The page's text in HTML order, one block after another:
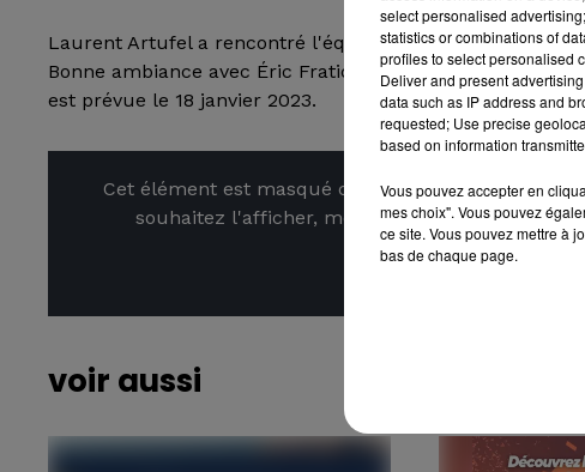
Laurent Artufel a rencontré l'équipe du film Le Clan à
Bonne ambiance avec Éric Fraticelli, Denis Braccini,
est prévue le 18 janvier 2023.
Cet élément est masqué compte-tenu du refus du
souhaitez l'afficher, merci de nous donner
voir aussi
select personalised
statistics or combinations of
profiles to select personalised
Deliver and present
data such as IP address and
requested; Use precise
based on information
Vous pouvez accepter en
mes choix". Vous pouvez
ce site. Vous pouvez mettre à
bas de chaque page.